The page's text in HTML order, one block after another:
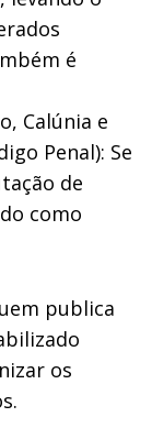
é
Calúnia e
Penal): Se
de
como
publica
os